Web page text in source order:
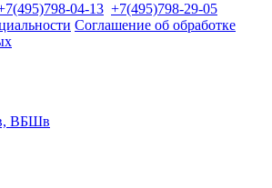
04-13 +7(495)798-29-05
Соглашение об обработке
ВБШв